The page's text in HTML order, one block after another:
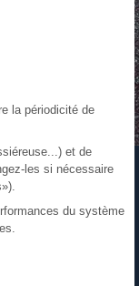
la périodicité de
et de
les si nécessaire
du système